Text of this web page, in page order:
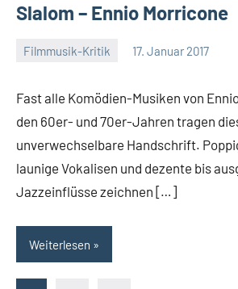
Slalom – Ennio Morricone
Filmmusik-Kritik 17. Januar 2017
Fast alle Komödien-Musiken von
den 60er- und 70er-Jahren tragen
unverwechselbare Handschrift.
launige Vokalisen und dezente bis
Jazzeinflüsse zeichnen […]
Weiterlesen